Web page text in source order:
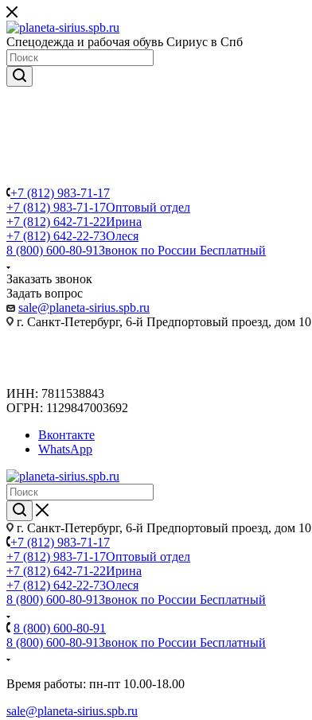
Спецодежда и рабочая обувь Сириус в Спб
+7 (812) 983-71-17
+7 (812) 983-71-17Оптовый отдел
+7 (812) 642-71-22Ирина
+7 (812) 642-22-73Олеся
8 (800) 600-80-91Звонок по России Бесплатный
Заказать звонок
Задать вопрос
sale@planeta-sirius.spb.ru
г. Санкт-Петербург, 6-й Предпортовый проезд, дом 10
ИНН: 7811538843
ОГРН: 1129847003692
Вконтакте
WhatsApp
г. Санкт-Петербург, 6-й Предпортовый проезд, дом 10
+7 (812) 983-71-17
+7 (812) 983-71-17Оптовый отдел
+7 (812) 642-71-22Ирина
+7 (812) 642-22-73Олеся
8 (800) 600-80-91Звонок по России Бесплатный
8 (800) 600-80-91
8 (800) 600-80-91Звонок по России Бесплатный
Время работы: пн-пт 10.00-18.00
sale@planeta-sirius.spb.ru